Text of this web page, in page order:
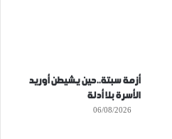
أزمة سبتة..حين يشيطن أوريد
الأسرة بلا أدلة
06/08/2026